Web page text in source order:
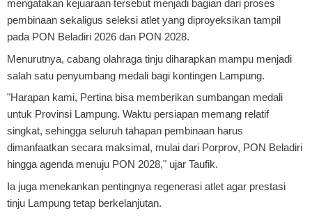
mengatakan kejuaraan tersebut menjadi bagian dari proses
pembinaan sekaligus seleksi atlet yang diproyeksikan tampil
pada PON Beladiri 2026 dan PON 2028.
Menurutnya, cabang olahraga tinju diharapkan mampu menjadi
salah satu penyumbang medali bagi kontingen Lampung.
"Harapan kami, Pertina bisa memberikan sumbangan medali
untuk Provinsi Lampung. Waktu persiapan memang relatif
singkat, sehingga seluruh tahapan pembinaan harus
dimanfaatkan secara maksimal, mulai dari Porprov, PON Beladiri
hingga agenda menuju PON 2028," ujar Taufik.
Ia juga menekankan pentingnya regenerasi atlet agar prestasi
tinju Lampung tetap berkelanjutan.